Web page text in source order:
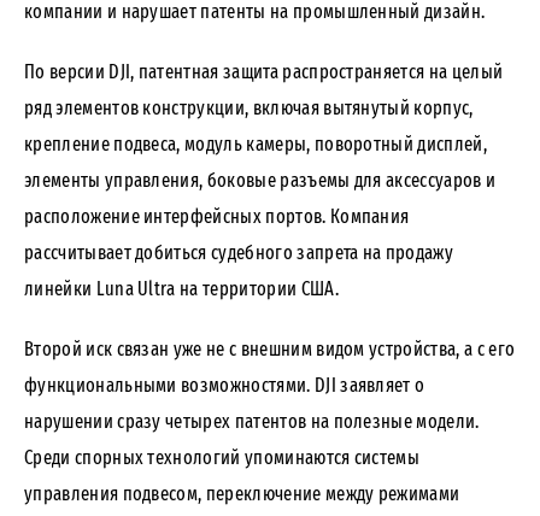
компании и нарушает патенты на промышленный дизайн.
По версии DJI, патентная защита распространяется на целый
ряд элементов конструкции, включая вытянутый корпус,
крепление подвеса, модуль камеры, поворотный дисплей,
элементы управления, боковые разъемы для аксессуаров и
расположение интерфейсных портов. Компания
рассчитывает добиться судебного запрета на продажу
линейки Luna Ultra на территории США.
Второй иск связан уже не с внешним видом устройства, а с его
функциональными возможностями. DJI заявляет о
нарушении сразу четырех патентов на полезные модели.
Среди спорных технологий упоминаются системы
управления подвесом, переключение между режимами